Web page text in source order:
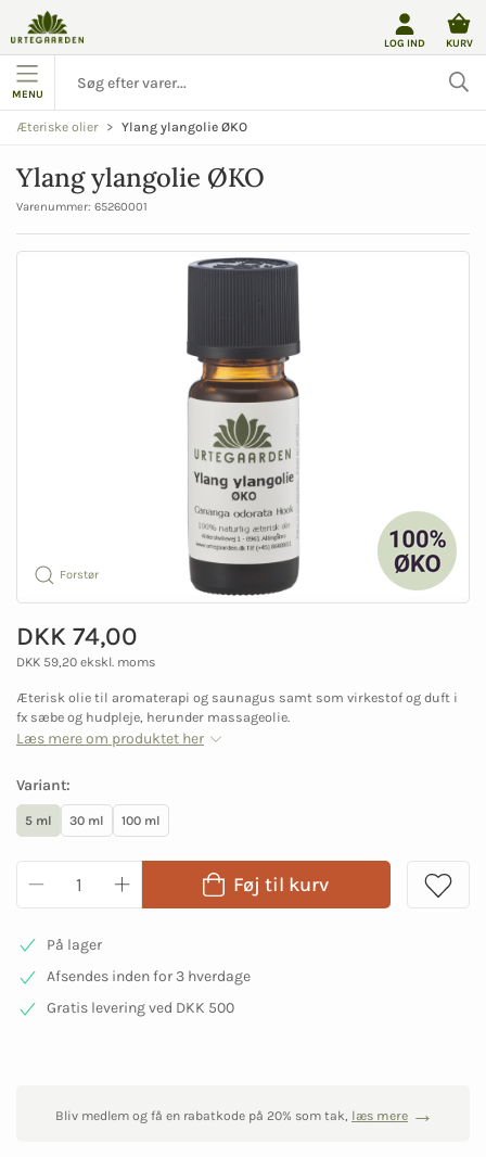
LOG IND KURV
MENU
Æteriske olier Ylang ylangolie ØKO
Ylang ylangolie ØKO
Varenummer: 65260001
Forstør
DKK 74,00
DKK 59,20 ekskl. moms
Æterisk olie til aromaterapi og saunagus samt som virkestof og duft i
fx sæbe og hudpleje, herunder massageolie.
Læs mere om produktet her
Variant:
5 ml 30 ml 100 ml
Føj til kurv
På lager
Afsendes inden for 3 hverdage
Gratis levering ved DKK 500
Bliv medlem og få en rabatkode på 20% som tak, læs mere